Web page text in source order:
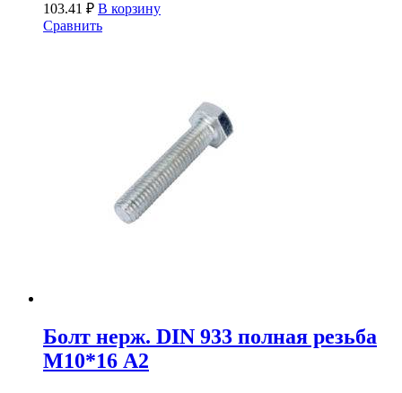
103.41 ₽ В корзину
Сравнить
Болт нерж. DIN 933 полная резьба
М10*16 А2